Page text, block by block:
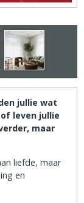
jullie wat
leven jullie
maar
liefde, maar
en